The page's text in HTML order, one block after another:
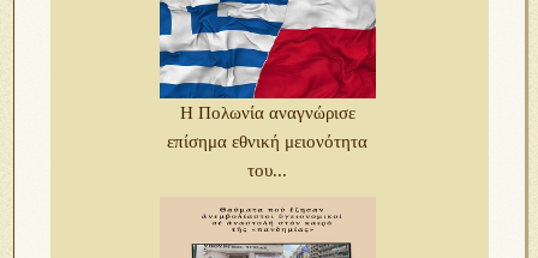
Η Πολωνία αναγνώρισε
επίσημα εθνική μειονότητα
του...